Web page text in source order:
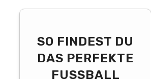
SO FINDEST DU
DAS PERFEKTE
FUSSBALL K